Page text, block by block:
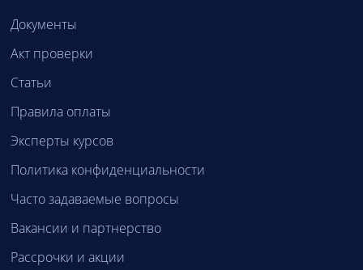
Документы
Акт проверки
Статьи
Правила оплаты
Эксперты курсов
Политика конфиденциальности
Часто задаваемые вопросы
Вакансии и партнерство
Рассрочки и акции